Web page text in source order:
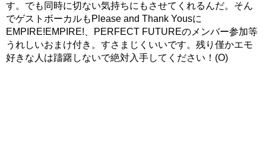
す。でも同時に切ない気持ちにもさせてくれるんだ。そん
でゲストボーカルもPlease and Thank Yousに
EMPIRE!EMPIRE!、PERFECT FUTUREのメンバー参加等
うれしいおまけ付き。すさまじくいいです。残り僅かエモ
好きな人は躊躇しないで絶対入手してください！(O)